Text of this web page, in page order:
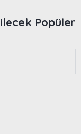
Popüler